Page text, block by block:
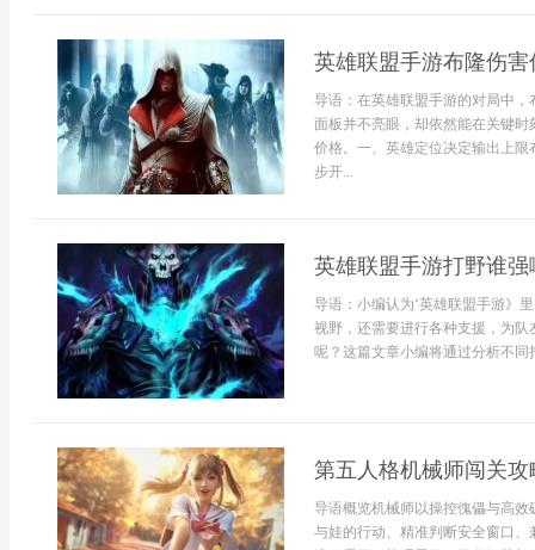
英雄联盟手游布隆伤
导语：在英雄联盟手游的对局中
面板并不亮眼，却依然能在关键
价格。一、英雄定位决定输出上
步开...
英雄联盟手游打野谁强
导语：小编认为‘英雄联盟手游》
视野，还需要进行各种支援，为
呢？这篇文章小编将通过分析不
第五人格机械师闯关攻
导语概览机械师以操控傀儡与高
与娃的行动、精准判断安全窗口